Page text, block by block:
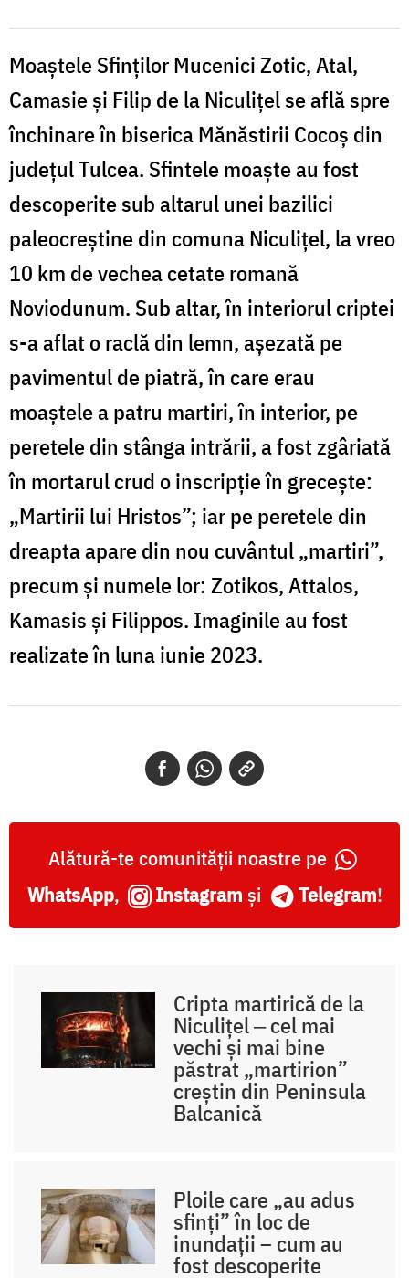
Moaștele Sfinților Mucenici Zotic, Atal,
Camasie și Filip de la Niculițel se află spre
închinare în biserica Mănăstirii Cocoș din
județul Tulcea. Sfintele moaște au fost
descoperite sub altarul unei bazilici
paleocreștine din comuna Niculițel, la vreo
10 km de vechea cetate romană
Noviodunum. Sub altar, în interiorul criptei
s-a aflat o raclă din lemn, așezată pe
pavimentul de piatră, în care erau
moaștele a patru martiri, în interior, pe
peretele din stânga intrării, a fost zgâriată
în mortarul crud o inscripție în grecește:
„Martirii lui Hristos”; iar pe peretele din
dreapta apare din nou cuvântul „martiri”,
precum și numele lor: Zotikos, Attalos,
Kamasis și Filippos. Imaginile au fost
realizate în luna iunie 2023.
Alătură-te comunității noastre pe
WhatsApp, Instagram și Telegram!
Cripta martirică de la
Niculițel ‒ cel mai
vechi și mai bine
păstrat „martirion”
creștin din Peninsula
Balcanică
Ploile care „au adus
sfinți” în loc de
inundații – cum au
fost descoperite